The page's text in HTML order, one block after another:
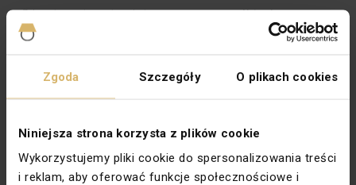
Zgoda Szczegóły O plikach cookies
Niniejsza strona korzysta z plików cookie
Wykorzystujemy pliki cookie do spersonalizowania treści
i reklam, aby oferować funkcje społecznościowe i
Zabezpieczenie powierzchni Naturalne
Wykończenie powierzchni Błyszczące
Ilość gniazd internetowych 1